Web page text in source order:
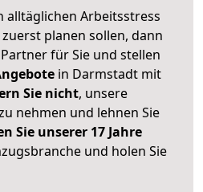
alltäglichen Arbeitsstress
planen sollen, dann
für Sie und stellen
in Darmstadt mit
Sie nicht, unsere
nehmen und lehnen Sie
Sie unserer 17 Jahre
und holen Sie